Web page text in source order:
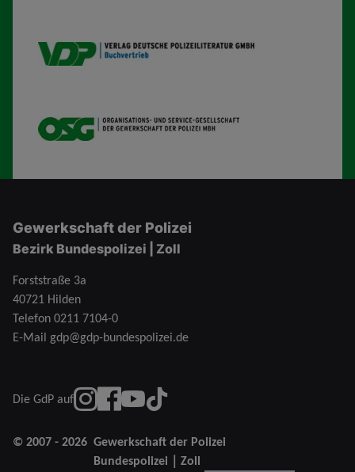
VDP B
OSG
Gewerkschaft der Polizei
Bezirk Bundespolizei | Zoll
Forststraße 3a
40721 Hilden
Telefon 0211 7104-0
E-Mail gdp@gdp-bundespolizei.de
Die GdP auf
instagram
Facebook
YouTube
TikTok
© 2007 - 2026 Gewerkschaft der Polizei
Bundespolizei｜Zoll